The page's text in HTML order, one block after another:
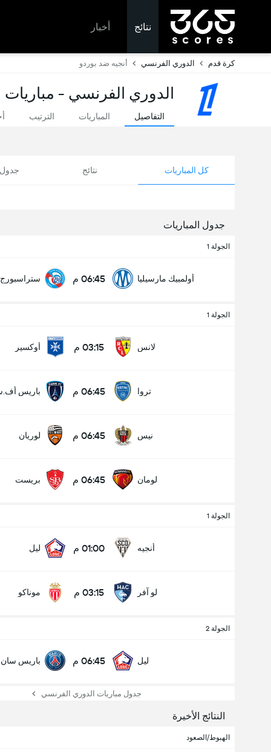
نتائج أخبار
كرة قدم الدوري الفرنسي أنجيه ضد بوردو
الدوري الفرنسي - مباريات
التفاصيل المباريات الترتيب
كل المباريات نتائج جدول
جدول المباريات
الجولة 1
أولمبيك مارسيليا 06:45 م ستراسبورج
الجولة 1
لانس 03:15 م أوكسير
تروا 06:45 م باريس
نيس 06:45 م لوريان
لومان 06:45 م بريست
الجولة 1
أنجيه 01:00 م ليل
لو آفر 03:15 م موناكو
الجولة 2
ليل 06:45 م باريس سان
جدول مباريات الدوري الفرنسي
النتائج الأخيرة
الهبوط/الصعود